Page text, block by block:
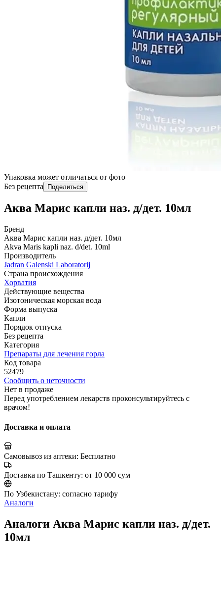
Упаковка может отличаться от фото
Без рецепта
Поделиться
Аква Марис капли наз. д/дет. 10мл
Бренд
Аква Марис капли наз. д/дет. 10мл
Akva Maris kapli naz. d/det. 10ml
Производитель
Jadran Galenski Laboratorij
Страна происхождения
Хорватия
Действующие вещества
Изотоническая морская вода
Форма выпуска
Капли
Порядок отпуска
Без рецепта
Категория
Препараты для лечения горла
Код товара
52479
Сообщить о неточности
Нет в продаже
Перед употреблением лекарств проконсультируйтесь с
врачом!
Доставка и оплата
Самовывоз из аптеки: Бесплатно
Доставка по Ташкенту: от 10 000 сум
По Узбекистану: согласно тарифу
Аналоги
Аналоги Аква Марис капли наз. д/дет.
10мл